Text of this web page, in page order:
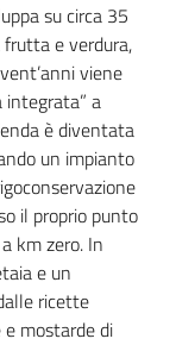
su circa 35
e verdura,
viene
a
è diventata
un impianto
il proprio punto
km zero. In
e un
ricette
mostarde di